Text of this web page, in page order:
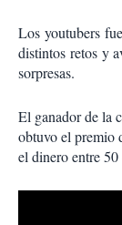
Los youtubers
distintos retos y
sorpresas.
El ganador de la
obtuvo el premio
el dinero entre 50